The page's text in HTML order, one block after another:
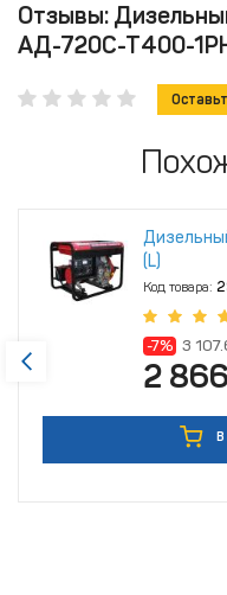
Отзывы:
АД-720С-Т400-
(L)
Код товара:
-7% 3
2 866